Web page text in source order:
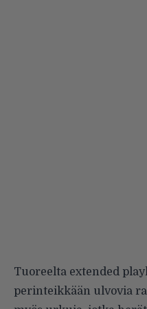
Tuoreelta extended
perinteikkään ulvovia